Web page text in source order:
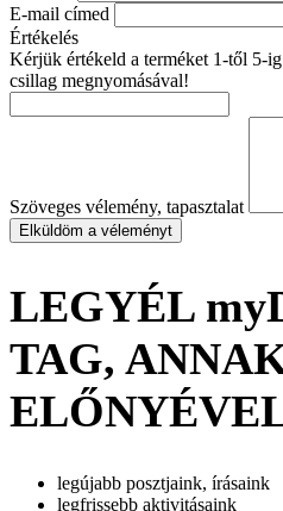
E-mail címed
Értékelés
Kérjük értékeld a terméket 1-től 5-
csillag megnyomásával!
Szöveges vélemény, tapasztalat
Elküldöm a véleményt
LEGYÉL
TAG,
legújabb posztjaink, írásaink
legfrissebb aktivitásaink